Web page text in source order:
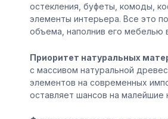
остекления, буфеты, комоды,
элементы интерьера. Все это
объема, наполнив его мебелью
Приоритет натуральных
с массивом натуральной
элементов на современных
оставляет шансов на малейшие